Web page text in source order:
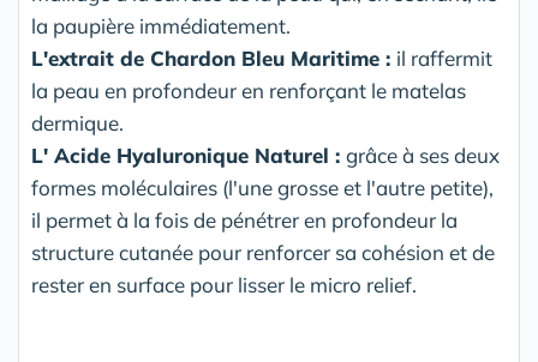
la paupière immédiatement.
L'extrait de Chardon Bleu Maritime : il raffermit
la peau en profondeur en renforçant le matelas
dermique.
L' Acide Hyaluronique Naturel : grâce à ses deux
formes moléculaires (l'une grosse et l'autre petite),
il permet à la fois de pénétrer en profondeur la
structure cutanée pour renforcer sa cohésion et de
rester en surface pour lisser le micro relief.